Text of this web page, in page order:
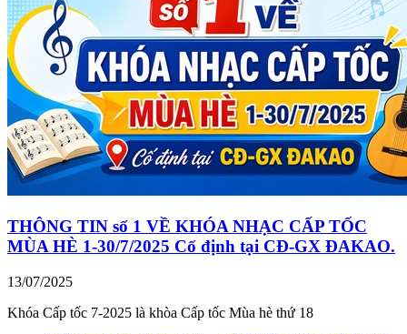
THÔNG TIN số 1 VỀ KHÓA NHẠC CẤP TỐC
MÙA HÈ 1-30/7/2025 Cố định tại CĐ-GX ĐAKAO.
13/07/2025
Khóa Cấp tốc 7-2025 là khòa Cấp tốc Mùa hè thứ 18